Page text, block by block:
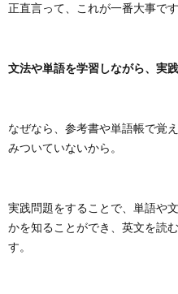
正直言って、これが一番大事です
文法や単語を学習しながら、実
なぜなら、参考書や単語帳で覚
みついていないから。
実践問題をすることで、単語や
かを知ることができ、英文を読
す。